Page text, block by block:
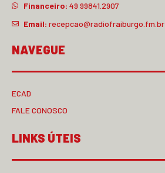
Financeiro: 49 99841.2907
Email: recepcao@radiofraiburgo.fm.br
NAVEGUE
ECAD
FALE CONOSCO
LINKS ÚTEIS